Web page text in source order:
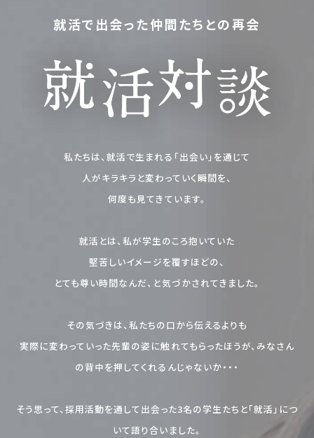
就活で出会った仲間たちとの再会
私たちは、就活で生まれる「出会い」を通じて
人がキラキラと変わっていく瞬間を、
何度も見てきています。
就活とは、私が学生のころ抱いていた
堅苦しいイメージを覆すほどの、
とても尊い時間なんだ、と気づかされてきました。
その気づきは、私たちの口から伝えるよりも
実際に変わっていった先輩の姿に触れてもらったほうが、 みなさん
の背中を押してくれるんじゃないか・・・
そう思って、採用活動を通して出会った3名の学生たちと「就活」につ
いて語り合いました。